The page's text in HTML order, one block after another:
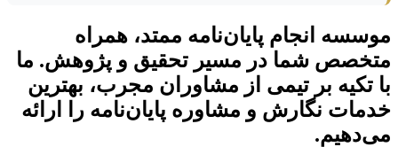
موسسه انجام پایان‌نامه ممتد، همراه
متخصص شما در مسیر تحقیق و پژوهش. ما
با تکیه بر تیمی از مشاوران مجرب، بهترین
خدمات نگارش و مشاوره پایان‌نامه را ارائه
می‌دهیم.